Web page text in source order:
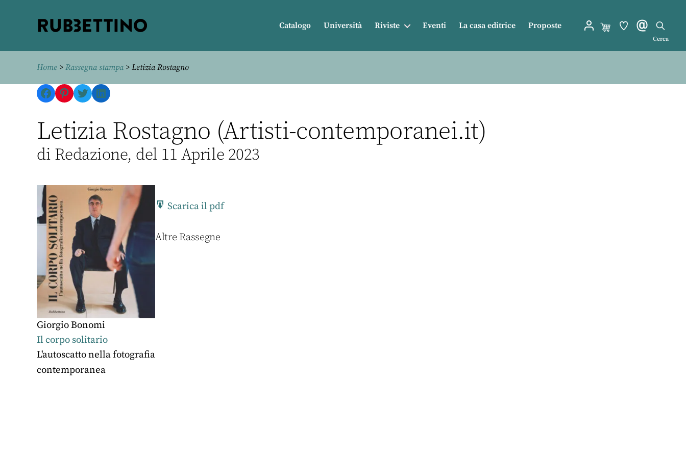
Catalogo Università Riviste Eventi La casa editrice Proposte
Cerca
Home > Rassegna stampa> Letizia Rostagno
Facebook
Pinterest
TwitterLinkedIn
Letizia Rostagno (Artisti-contemporanei.it)
di Redazione, del 11 Aprile 2023
Giorgio Bonomi
Il corpo solitario
L'autoscatto nella fotografia
contemporanea
Scarica il pdf
Altre Rassegne